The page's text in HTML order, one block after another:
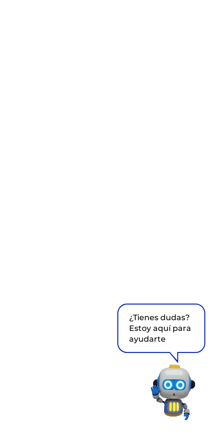
¿Tienes dudas?
Estoy aquí para
ayudarte